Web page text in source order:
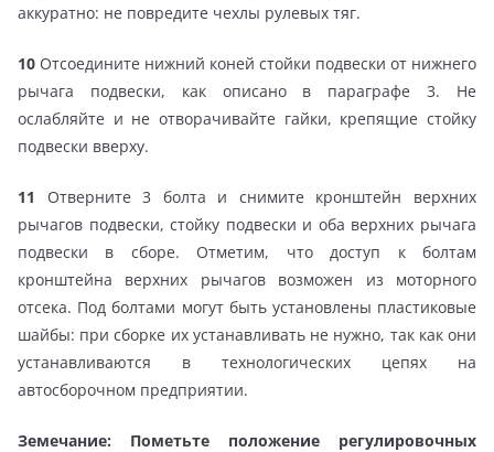
аккуратно: не повредите чехлы рулевых тяг.
10 Отсоедините нижний коней стойки подвески от нижнего
рычага подвески, как описано в параграфе 3. Не
ослабляйте и не отворачивайте гайки, крепящие стойку
подвески вверху.
11 Отверните 3 болта и снимите кронштейн верхних
рычагов подвески, стойку подвески и оба верхних рычага
подвески в сборе. Отметим, что доступ к болтам
кронштейна верхних рычагов возможен из моторного
отсека. Под болтами могут быть установлены пластиковые
шайбы: при сборке их устанавливать не нужно, так как они
устанавливаются в технологических цепях на
автосборочном предприятии.
Земечание: Пометьте положение регулировочных